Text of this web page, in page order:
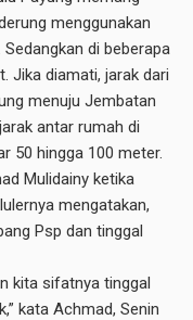
menggunakan
di beberapa
Jika diamati, jarak dari
menuju Jembatan
antar rumah di
50 hingga 100 meter.
Mulidainy ketika
mengatakan,
Psp dan tinggal
kita sifatnya tinggal
kata Achmad, Senin